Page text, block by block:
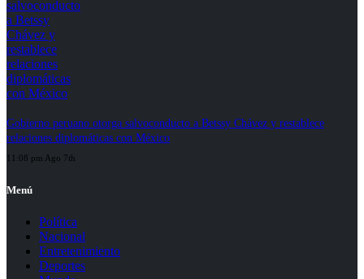
Gobierno peruano otorga salvoconducto a Betssy Chávez y restablece
relaciones diplomáticas con México
11:08 pm Ago 7th
Menú
Política
Nacional
Entretenimiento
Deportes